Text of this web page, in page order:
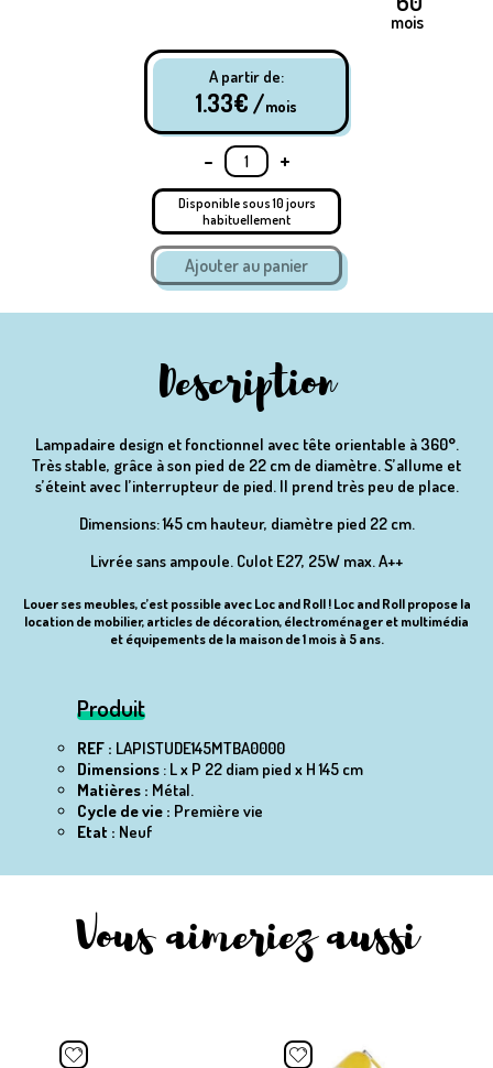
mois
A partir de:
1.33€ /mois
- +
Disponible sous 10 jours
habituellement
Description
Lampadaire design et fonctionnel avec tête orientable à 360°.
Très stable, grâce à son pied de 22 cm de diamètre. S’allume et
s’éteint avec l’interrupteur de pied. Il prend très peu de place.
Dimensions: 145 cm hauteur, diamètre pied 22 cm.
Livrée sans ampoule. Culot E27, 25W max. A++
Louer ses meubles, c’est possible avec Loc and Roll ! Loc and Roll propose la
location de mobilier, articles de décoration, électroménager et multimédia
et équipements de la maison de 1 mois à 5 ans.
Produit
REF : LAPISTUDE145MTBA0000
Dimensions: L x P 22 diam pied x H 145 cm
Matières : Métal.
Cycle de vie : Première vie
Etat : Neuf
Vous aimeriez aussi